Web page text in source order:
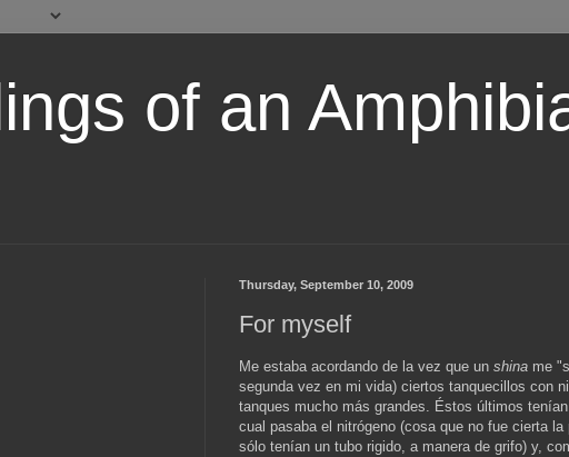
of an
Thursday, September 10, 2009
For myself
Me estaba acordando de la vez que un shina me
segunda vez en mi vida) ciertos tanquecillos con
tanques mucho más grandes. Éstos últimos
cual pasaba el nitrógeno (cosa que no fue cierta la
sólo tenían un tubo rigido, a manera de grifo) y,